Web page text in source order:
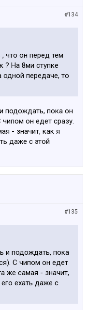
#134
что он перед тем
? На 8ми ступке
одной передаче, то
подождать, пока он
чипом он едет сразу.
- значит, как я
даже с этой
#135
и подождать, пока
С чипом он едет
же самая - значит,
ехать даже с